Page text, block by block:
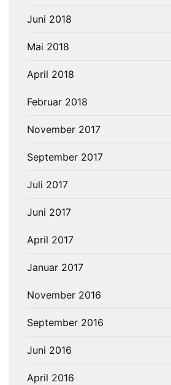
Juni 2018
Mai 2018
April 2018
Februar 2018
November 2017
September 2017
Juli 2017
Juni 2017
April 2017
Januar 2017
November 2016
September 2016
Juni 2016
April 2016